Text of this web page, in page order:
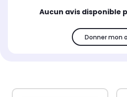
Aucun avis disponible
Donner mon